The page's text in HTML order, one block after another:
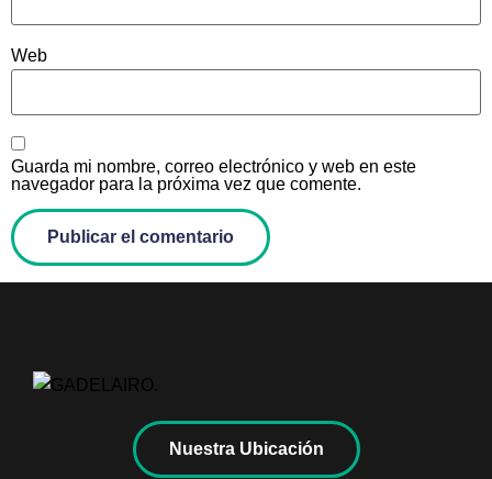
Web
Guarda mi nombre, correo electrónico y web en este
navegador para la próxima vez que comente.
Nuestra Ubicación